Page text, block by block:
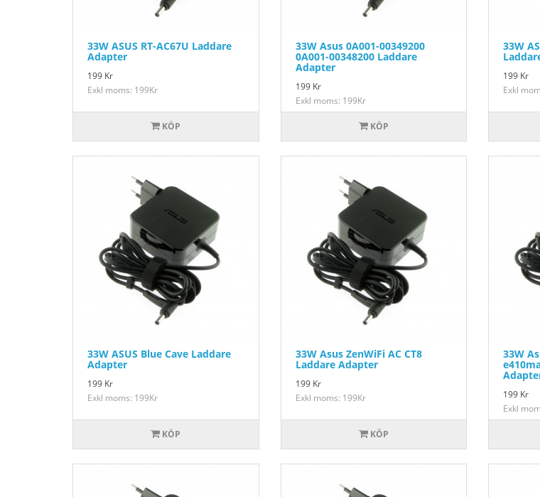
33W ASUS RT-AC67U Laddare
Adapter
199 Kr
Exkl moms: 199Kr
KÖP
33W Asus 0A001-00349200
0A001-00348200 Laddare
Adapter
199 Kr
Exkl moms: 199Kr
KÖP
33W
199 Kr
Exkl
33W ASUS Blue Cave Laddare
Adapter
199 Kr
Exkl moms: 199Kr
KÖP
33W Asus ZenWiFi AC CT8
Laddare Adapter
199 Kr
Exkl moms: 199Kr
KÖP
33W
199 Kr
Exkl